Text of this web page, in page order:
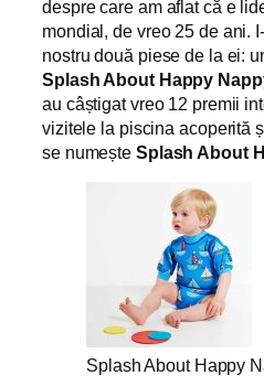
despre care am aflat că e
mondial, de vreo 25 de ani.
nostru două piese de la ei:
Splash About Happy
au câștigat vreo 12 premii
vizitele la piscina acoperită
se numește Splash About
Splash About Happy